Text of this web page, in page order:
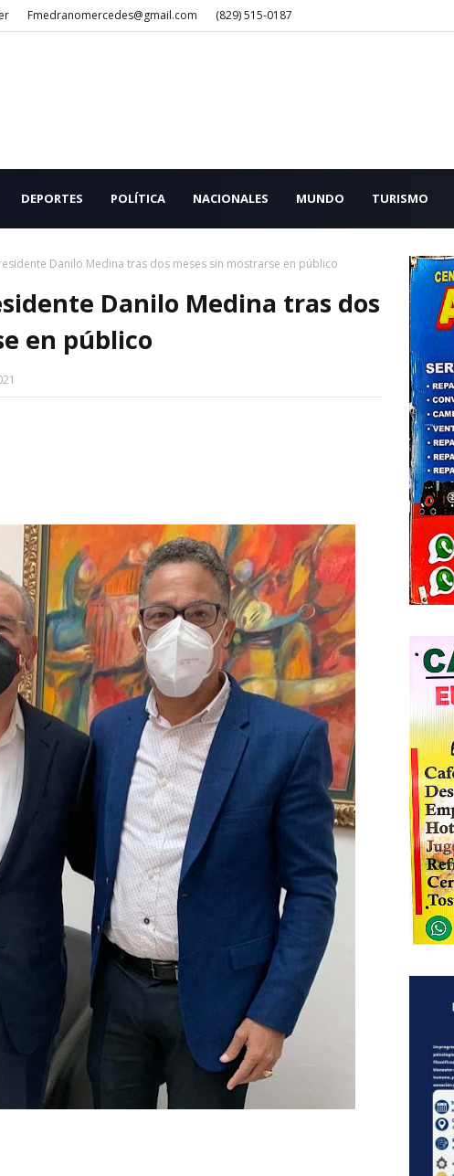
Fmedranomercedes@gmail.com (829) 515-0187
DEPORTES POLÍTICA NACIONALES MUNDO TURISMO
Danilo Medina tras dos meses sin mostrarse en público
Danilo Medina tras dos
en público